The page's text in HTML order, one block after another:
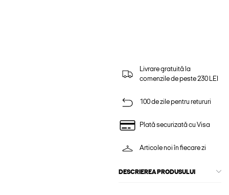
Livrare gratuită la
comenzile de peste 230 LEI
100 de zile pentru retururi
Plată securizată cu Visa
Articole noi în fiecare zi
DESCRIEREA PRODUSULUI